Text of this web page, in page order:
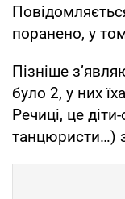
поранено, у
Пізніше
було 2, у них
Речиці, це
танцюристи…)